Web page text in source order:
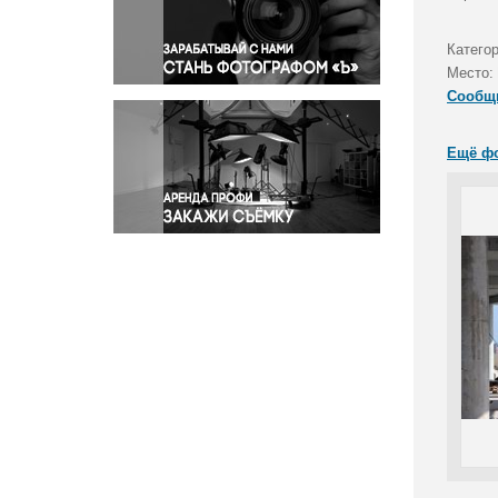
Правосудие
Происшествия и конфликты
Религия
Светская жизнь
Спорт
Экология
Экономика и бизнес
Место:
Ещё